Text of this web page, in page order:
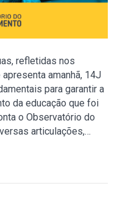
refletidas nos
amanhã, 14J
para garantir a
da educação que foi
o Observatório do
articulações,…